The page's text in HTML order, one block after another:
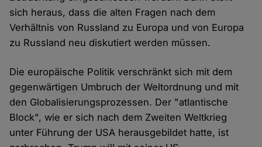
sich heraus, dass die alten Fragen nach dem
Verhältnis von Russland zu Europa und von Europa
zu Russland neu diskutiert werden müssen.
Die europäische Politik verschränkt sich mit dem
gegenwärtigen Umbruch der Weltordnung und mit
den Globalisierungsprozessen. Der "atlantische
Block", wie er sich nach dem Zweiten Weltkrieg
unter Führung der USA herausgebildet hatte, ist